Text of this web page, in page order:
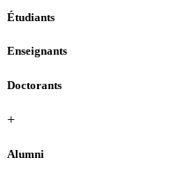
Étudiants
Enseignants
Doctorants
+
Alumni